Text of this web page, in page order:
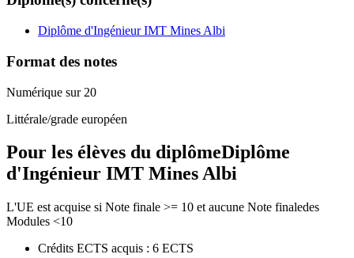
Diplôme d'Ingénieur IMT Mines Albi
Format des notes
Numérique sur 20
Littérale/grade européen
Pour les élèves du diplômeDiplôme
d'Ingénieur IMT Mines Albi
L'UE est acquise si Note finale >= 10 et aucune Note finaledes
Modules <10
Crédits ECTS acquis : 6 ECTS